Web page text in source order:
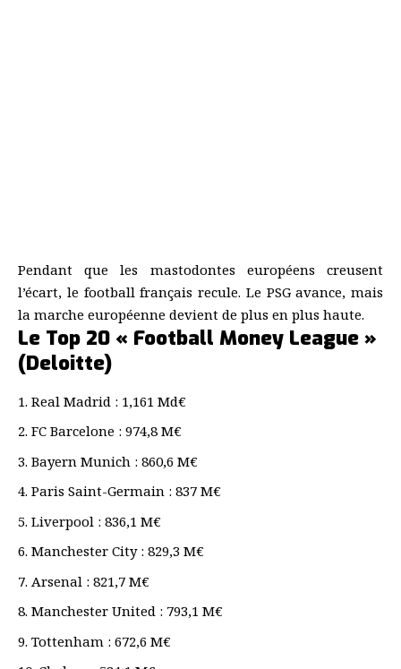
Pendant que les mastodontes européens creusent
l’écart, le football français recule. Le PSG avance, mais
la marche européenne devient de plus en plus haute.
Le Top 20 « Football Money League »
(Deloitte)
Real Madrid : 1,161 Md€
FC Barcelone : 974,8 M€
Bayern Munich : 860,6 M€
Paris Saint-Germain : 837 M€
Liverpool : 836,1 M€
Manchester City : 829,3 M€
Arsenal : 821,7 M€
Manchester United : 793,1 M€
Tottenham : 672,6 M€